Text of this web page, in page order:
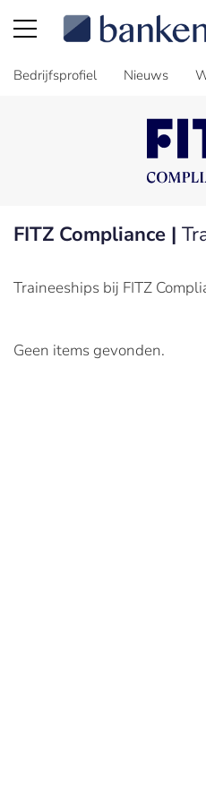
Bedrijfsprofiel Nieuws
FITZ Compliance |
Traineeships bij FITZ
Geen items gevonden.